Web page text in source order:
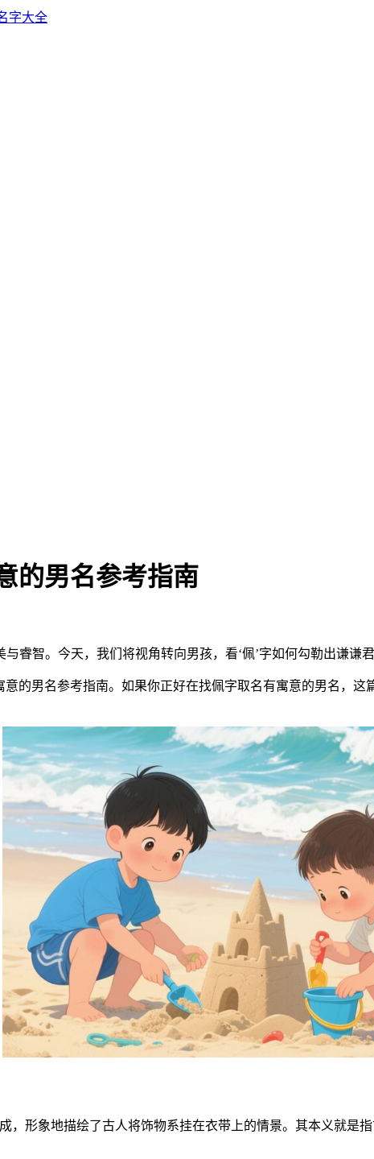
的男名参考指南
与睿智。今天，我们将视角转向男孩，看‘佩’字如何勾勒出谦谦
的男名参考指南。如果你正好在找佩字取名有寓意的男名，这
，形象地描绘了古人将饰物系挂在衣带上的情景。其本义就